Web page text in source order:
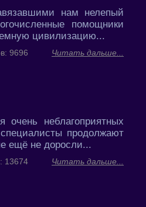
нам нелепый
помощники
цивилизацию...
Читать дальше...
9696
очень неблагоприятных
продолжают
ещё не доросли...
Читать дальше...
13674